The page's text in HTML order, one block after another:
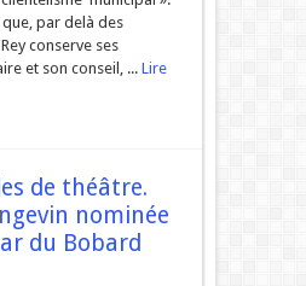
par delà des
conserve ses
et son conseil, ... Lire
de théâtre.
nominée
du Bobard